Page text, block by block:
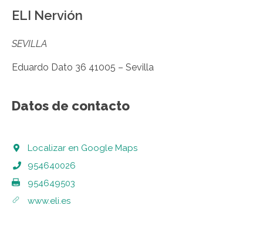
ELI Nervión
SEVILLA
Eduardo Dato 36 41005 – Sevilla
Datos de contacto
Localizar en Google Maps
954640026
954649503
www.eli.es